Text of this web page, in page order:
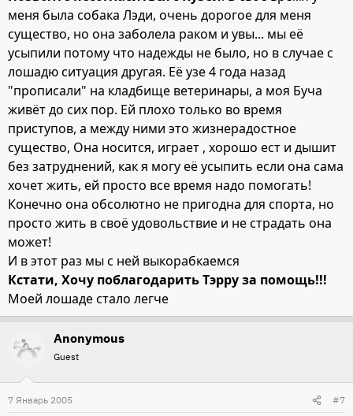
меня была собака Лэди, очень дорогое для меня
существо, но она заболела раком и увы... мы её
усыпили потому что надежды не было, но в случае с
лошадю ситуация другая. Её узе 4 года назад
"прописали" на кладбище ветеринары, а моя Буча
живёт до сих пор. Ей плохо только во время
приступов, а между ними это жизнерадостное
существо, Она носится, играет , хорошо ест и дышит
без затруднений, как я могу её усыпить если она сама
хочет жить, ей просто все время надо помогать!
Конечно она обсолютно не пригодна для спорта, но
просто жить в своё удовольствие и не страдать она
может!
И в этот раз мы с ней выкорабкаемся
Кстати, Хочу поблагодарить Тэрру за помощь!!!
Моей лошаде стало легче
Anonymous
Guest
7 Январь 2005 #7